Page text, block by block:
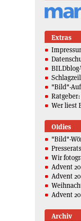
Extras
"Bild"-
Wer liest
Oldies
"Bild"-
Wir
Advent
Advent
Advent
Archiv